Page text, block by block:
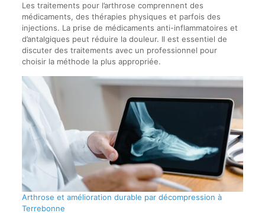
Les traitements pour l’arthrose comprennent des
médicaments, des thérapies physiques et parfois des
injections. La prise de médicaments anti-inflammatoires et
d’antalgiques peut réduire la douleur. Il est essentiel de
discuter des traitements avec un professionnel pour
choisir la méthode la plus appropriée.
Arthrose et amélioration durable par décompression à
Terrebonne